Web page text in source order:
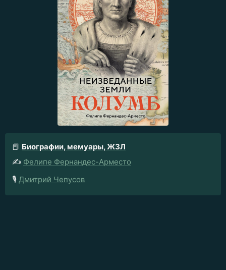
📕 Биографии, мемуары, ЖЗЛ
✍️ Фелипе Фернандес-Арместо
🎙️ Дмитрий Чепусов